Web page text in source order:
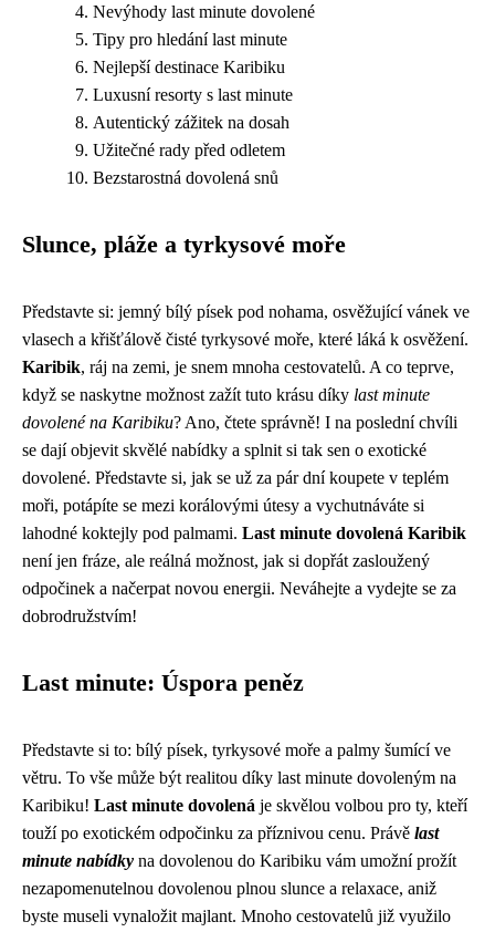
Nevýhody last minute dovolené
Tipy pro hledání last minute
Nejlepší destinace Karibiku
Luxusní resorty s last minute
Autentický zážitek na dosah
Užitečné rady před odletem
Bezstarostná dovolená snů
Slunce, pláže a tyrkysové moře
Představte si: jemný bílý písek pod nohama, osvěžující vánek ve
vlasech a křišťálově čisté tyrkysové moře, které láká k osvěžení.
Karibik, ráj na zemi, je snem mnoha cestovatelů. A co teprve,
když se naskytne možnost zažít tuto krásu díky last minute
dovolené na Karibiku? Ano, čtete správně! I na poslední chvíli
se dají objevit skvělé nabídky a splnit si tak sen o exotické
dovolené. Představte si, jak se už za pár dní koupete v teplém
moři, potápíte se mezi korálovými útesy a vychutnáváte si
lahodné koktejly pod palmami. Last minute dovolená Karibik
není jen fráze, ale reálná možnost, jak si dopřát zasloužený
odpočinek a načerpat novou energii. Neváhejte a vydejte se za
dobrodružstvím!
Last minute: Úspora peněz
Představte si to: bílý písek, tyrkysové moře a palmy šumící ve
větru. To vše může být realitou díky last minute dovoleným na
Karibiku! Last minute dovolená je skvělou volbou pro ty, kteří
touží po exotickém odpočinku za příznivou cenu. Právě last
minute nabídky na dovolenou do Karibiku vám umožní prožít
nezapomenutelnou dovolenou plnou slunce a relaxace, aniž
byste museli vynaložit majlant. Mnoho cestovatelů již využilo